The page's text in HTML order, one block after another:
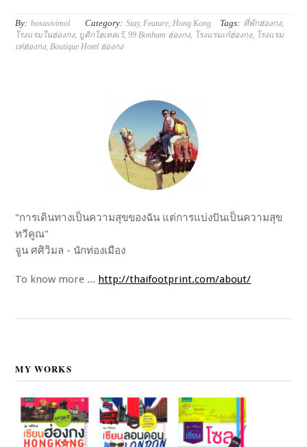
By: bosasivimol Category: Stay,Feature,Hong Kong Tags: ที่พักฮ่องกง,
โรงแรมในฮ่องกง, บูติกโฮเทลเว้,99 Bonham ฮ่องกง, โรงแรมเก๋ฮ่องกง, โรงแรม
เท่ฮ่องกง,Boutique Hotel ฮ่องกง
"การเดินทางเป็นความสุขของฉัน แต่การแบ่งปันเป็นความสุข
ทวีคูณ"
จูน ศศิวิมล - นักท่องเมือง
To know more ... http://thaifootprint.com/about/
MY WORKS